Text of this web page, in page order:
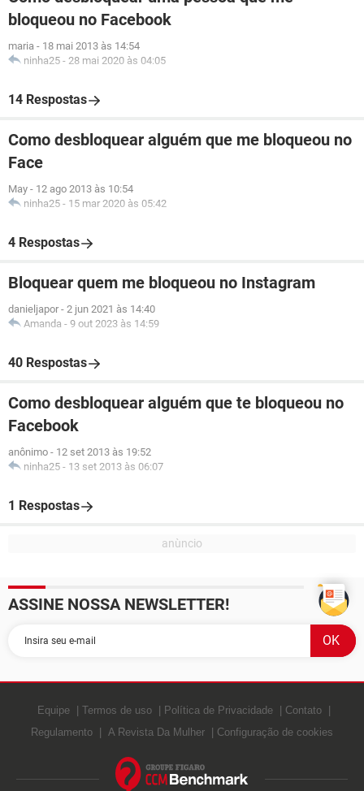
bloqueou no Facebook
maria - 18 mai 2013 às 14:54
ninha25 - 28 mai 2020 às 04:05
14 Respostas
Como desbloquear alguém que me bloqueou no
Face
May - 12 ago 2013 às 10:54
ninha25 - 15 mar 2020 às 05:42
4 Respostas
Bloquear quem me bloqueou no Instagram
danieljapor - 2 jun 2021 às 14:40
Amanda - 9 out 2023 às 14:59
40 Respostas
Como desbloquear alguém que te bloqueou no
Facebook
anônimo - 12 set 2013 às 19:52
ninha25 - 13 set 2013 às 06:07
1 Respostas
ASSINE NOSSA NEWSLETTER!
Equipe Termos de uso Política de Privacidade
Contato
Regulamento
A Revista Da Mulher Configuração de cookies